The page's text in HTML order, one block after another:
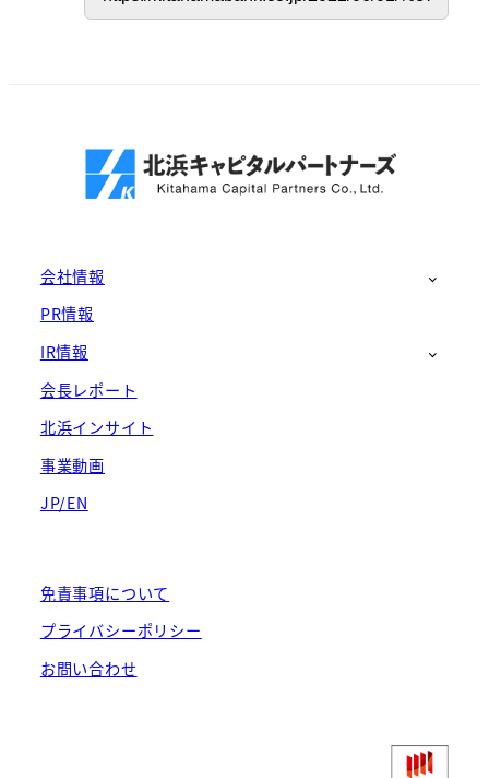
会社情報
PR情報
IR情報
会長レポート
北浜インサイト
事業動画
JP/EN
免責事項について
プライバシーポリシー
お問い合わせ